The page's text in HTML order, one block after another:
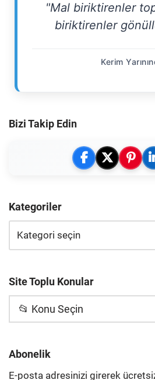
"Mal biriktirenler
biriktirenler
Kerim
Bizi Takip Edin
Kategoriler
Site Toplu Konular
📂 Konu Seçin
Abonelik
E-posta adresinizi girerek